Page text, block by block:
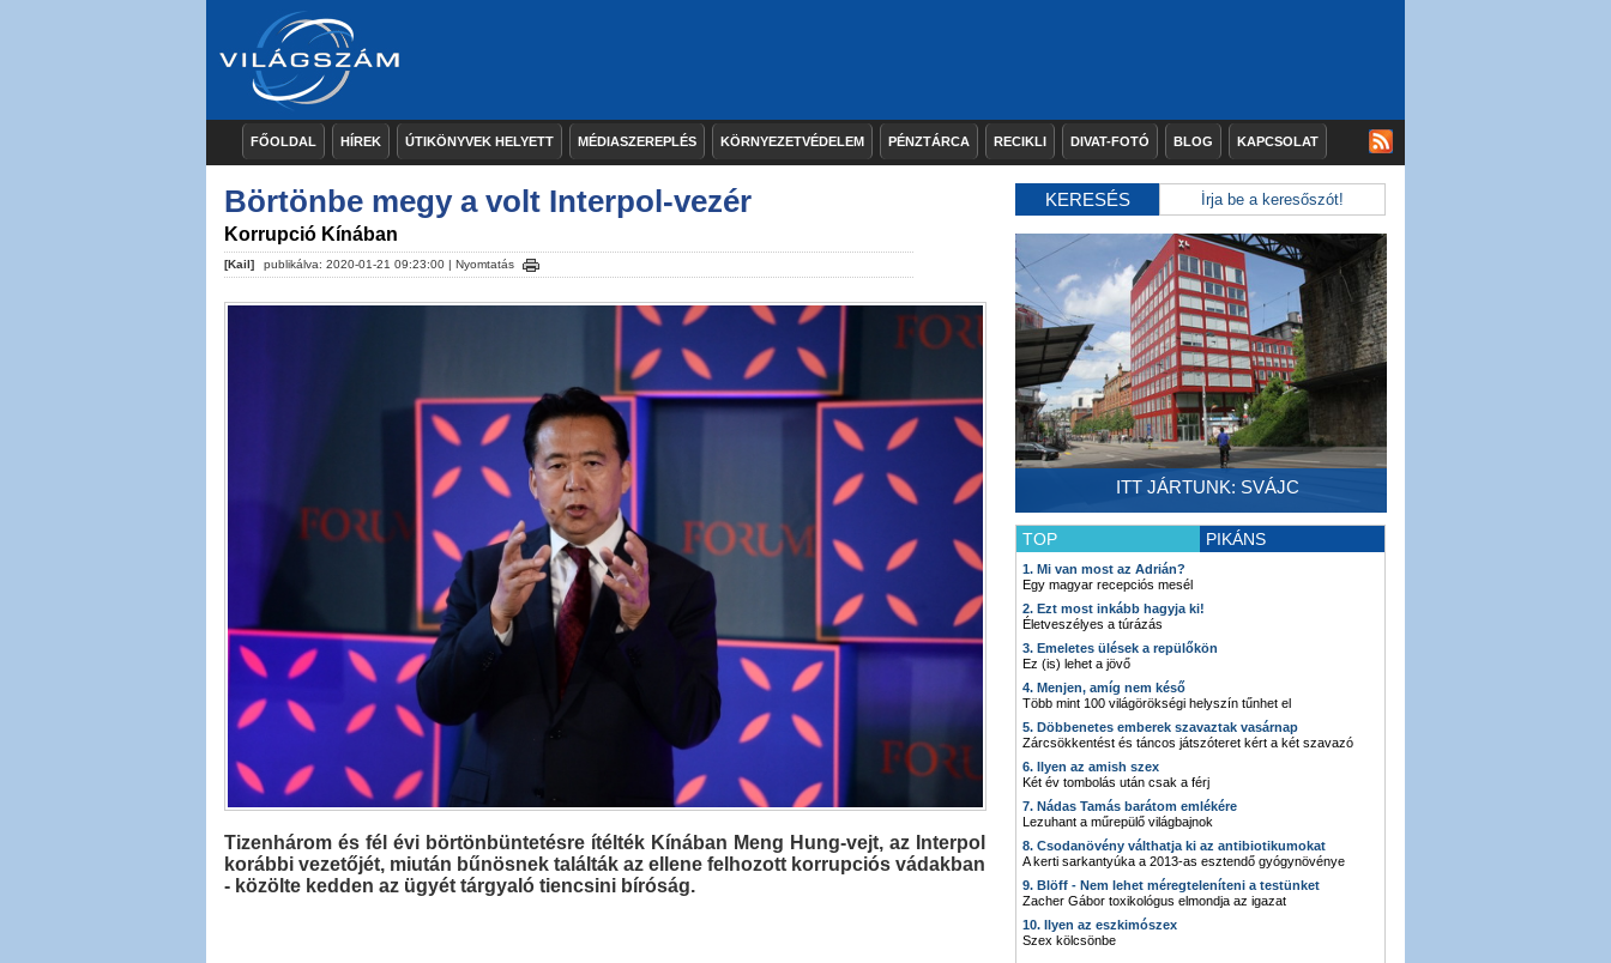
FŐOLDAL HÍREK ÚTIKÖNYVEK HELYETT MÉDIASZEREPLÉS KÖRNYEZETVÉDELEM PÉNZTÁRCA RECIKLI DIVAT-FOTÓ BLOG KAPCSOLAT
Börtönbe megy a volt Interpol-vezér
Korrupció Kínában
[Kail] publikálva: 2020-01-21 09:23:00 | Nyomtatás
Tizenhárom és fél évi börtönbüntetésre ítélték Kínában Meng Hung-vejt, az Interpol
korábbi vezetőjét, miután bűnösnek találták az ellene felhozott korrupciós vádakban
- közölte kedden az ügyét tárgyaló tiencsini bíróság.
KERESÉS
ITT JÁRTUNK: SVÁJC
TOP PIKÁNS
1. Mi van most az Adrián?
Egy magyar recepciós mesél
2. Ezt most inkább hagyja ki!
Életveszélyes a túrázás
3. Emeletes ülések a repülőkön
Ez (is) lehet a jövő
4. Menjen, amíg nem késő
Több mint 100 világörökségi helyszín tűnhet el
5. Döbbenetes emberek szavaztak vasárnap
Zárcsökkentést és táncos játszóteret kért a két szavazó
6. Ilyen az amish szex
Két év tombolás után csak a férj
7. Nádas Tamás barátom emlékére
Lezuhant a műrepülő világbajnok
8. Csodanövény válthatja ki az antibiotikumokat
A kerti sarkantyúka a 2013-as esztendő gyógynövénye
9. Blöff - Nem lehet méregteleníteni a testünket
Zacher Gábor toxikológus elmondja az igazat
10. Ilyen az eszkimószex
Szex kölcsönbe